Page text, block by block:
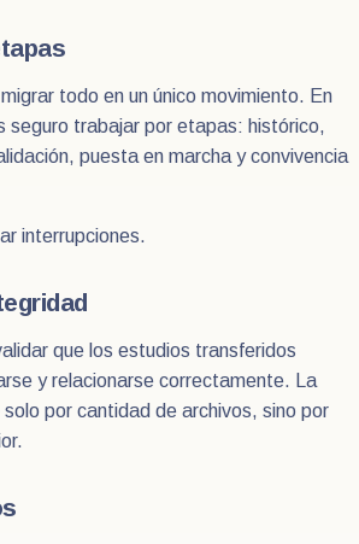
todo en un único movimiento. En
seguro trabajar por etapas: histórico,
puesta en marcha y convivencia
interrupciones.
que los estudios transferidos
y relacionarse correctamente. La
por cantidad de archivos, sino por